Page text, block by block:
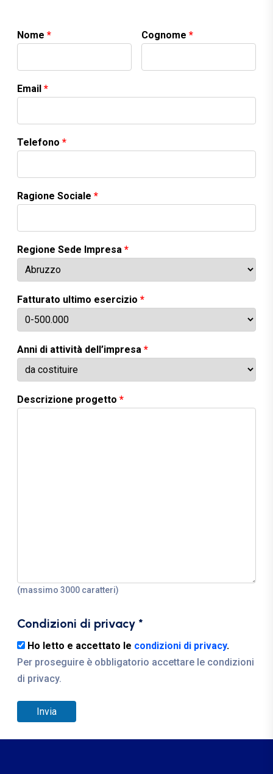
Nome * Cognome *
Email *
Telefono *
Ragione Sociale *
Regione Sede Impresa *
Fatturato ultimo esercizio *
Anni di attività dell’impresa *
Descrizione progetto *
(massimo 3000 caratteri)
Condizioni di privacy *
Ho letto e accettato le condizioni di privacy.
Per proseguire è obbligatorio accettare le condizioni
di privacy.